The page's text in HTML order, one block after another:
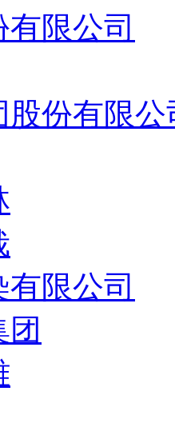
有限公司
股份有限公
限公司